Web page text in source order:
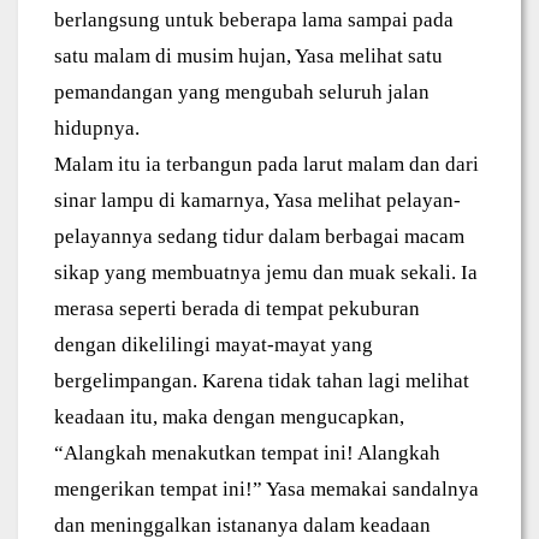
berlangsung untuk beberapa lama sampai pada
satu malam di musim hujan, Yasa melihat satu
pemandangan yang mengubah seluruh jalan
hidupnya.
Malam itu ia terbangun pada larut malam dan dari
sinar lampu di kamarnya, Yasa melihat pelayan-
pelayannya sedang tidur dalam berbagai macam
sikap yang membuatnya jemu dan muak sekali. Ia
merasa seperti berada di tempat pekuburan
dengan dikelilingi mayat-mayat yang
bergelimpangan. Karena tidak tahan lagi melihat
keadaan itu, maka dengan mengucapkan,
“Alangkah menakutkan tempat ini! Alangkah
mengerikan tempat ini!” Yasa memakai sandalnya
dan meninggalkan istananya dalam keadaan